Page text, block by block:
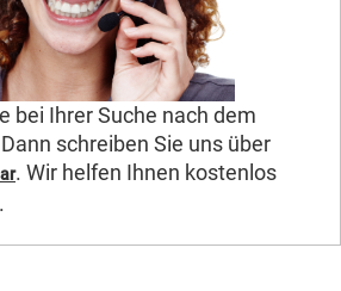
bei Ihrer Suche nach dem
schreiben Sie uns über
. Wir helfen Ihnen kostenlos